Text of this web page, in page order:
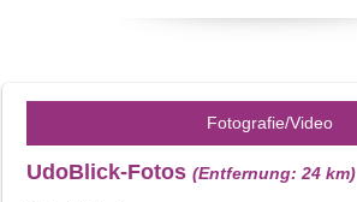
Fotografie/Video
UdoBlick-Fotos (Entfernung: 24 km)